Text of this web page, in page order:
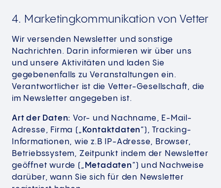
4. Marketingkommunikation von Vetter
Wir versenden Newsletter und sonstige
Nachrichten. Darin informieren wir über uns
und unsere Aktivitäten und laden Sie
gegebenenfalls zu Veranstaltungen ein.
Verantwortlicher ist die Vetter-Gesellschaft, die
im Newsletter angegeben ist.
Art der Daten: Vor- und Nachname, E-Mail-
Adresse, Firma („ Kontaktdaten“), Tracking-
Informationen, wie z.B IP-Adresse, Browser,
Betriebssystem, Zeitpunkt indem der Newsletter
geöffnet wurde („ Metadaten“) und Nachweise
darüber, wann Sie sich für den Newsletter